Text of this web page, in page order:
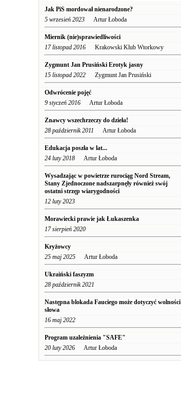
Jak PiS mordował nienarodzone?
5 wrzesień 2023 Artur Łoboda
Miernik (nie)sprawiedliwości
17 listopad 2016 Krakowski Klub Wtorkowy
Zygmunt Jan Prusiński Erotyk jasny
15 listopad 2022 Zygmunt Jan Prusiński
Odwrócenie pojęć
9 styczeń 2016 Artur Łoboda
Znawcy wszechrzeczy do dzieła!
28 październik 2011 Artur Łoboda
Edukacja poszła w lat...
24 luty 2018 Artur Łoboda
Wysadzając w powietrze rurociąg Nord Stream,
Stany Zjednoczone nadszarpnęły również swój
ostatni strzęp wiarygodności
12 luty 2023
Morawiecki prawie jak Łukaszenka
17 sierpień 2020
Kryżowcy
25 maj 2025 Artur Łoboda
Ukraiński faszyzm
28 październik 2021
Następna blokada Fauciego może dotyczyć wolności
słowa
16 maj 2022
Program uzależnienia "SAFE"
20 luty 2026 Artur Łoboda